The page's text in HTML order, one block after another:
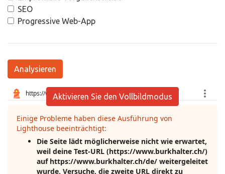
SEO
Progressive Web-App
Analysieren
Aktivieren Sie den Vollbildmodus